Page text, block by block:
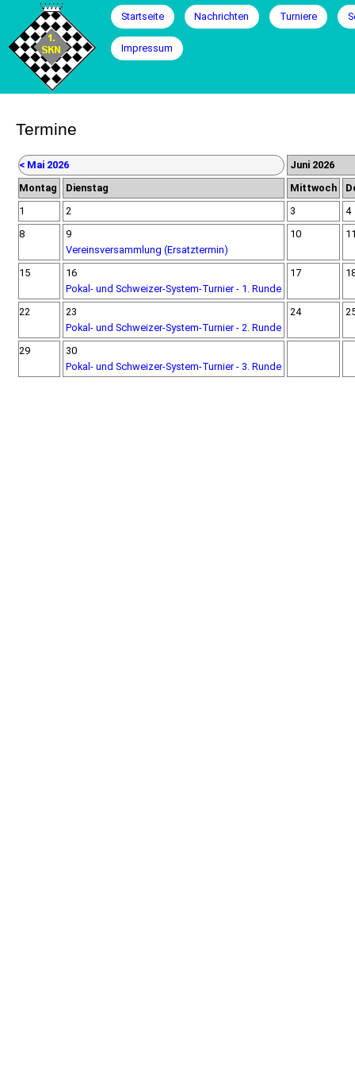
Navigation
überspringen
Startseite Nachrichten Turniere
Impressum
Termine
< Mai 2026
Juni 2026
Montag
Dienstag Mittwoch
1
2 3
4
8
9
Vereinsversammlung (Ersatztermin)
10
15
16
Pokal- und Schweizer-System-Turnier - 1. Runde
17
22
23
Pokal- und Schweizer-System-Turnier - 2. Runde
24
29
30
Pokal- und Schweizer-System-Turnier - 3. Runde